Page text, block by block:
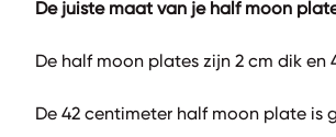
De juiste maat van je half moon
De half moon plates zijn 2 cm dik en
De 42 centimeter half moon plate is